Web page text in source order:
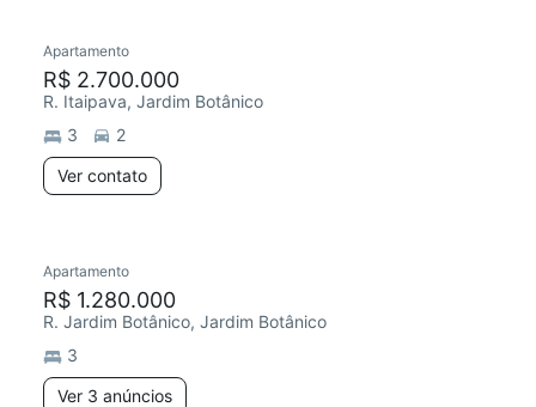
Apartamento
R$ 2.700.000
R. Itaipava, Jardim Botânico
3
2
Ver contato
Apartamento
R$ 1.280.000
R. Jardim Botânico, Jardim Botânico
3
Ver 3 anúncios